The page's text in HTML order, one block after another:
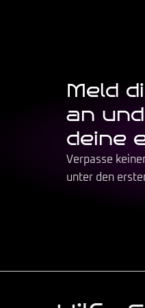
Meld
an
deine
Verpasse
unter den